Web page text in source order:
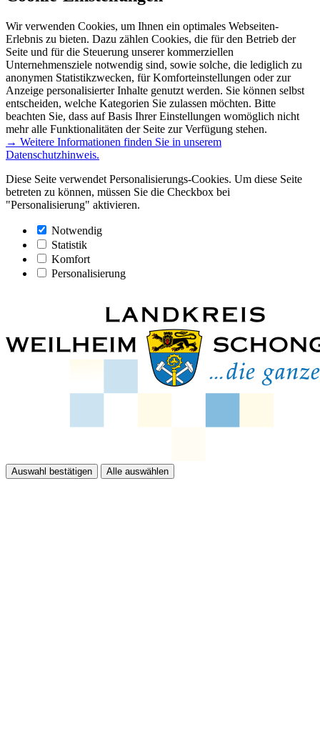
Wir verwenden Cookies, um Ihnen ein optimales Webseiten-
Erlebnis zu bieten. Dazu zählen Cookies, die für den Betrieb der
Seite und für die Steuerung unserer kommerziellen
Unternehmensziele notwendig sind, sowie solche, die lediglich zu
anonymen Statistikzwecken, für Komforteinstellungen oder zur
Anzeige personalisierter Inhalte genutzt werden. Sie können selbst
entscheiden, welche Kategorien Sie zulassen möchten. Bitte
beachten Sie, dass auf Basis Ihrer Einstellungen womöglich nicht
mehr alle Funktionalitäten der Seite zur Verfügung stehen.
→ Weitere Informationen finden Sie in unserem
Datenschutzhinweis.
Diese Seite verwendet Personalisierungs-Cookies. Um diese Seite
betreten zu können, müssen Sie die Checkbox bei
"Personalisierung" aktivieren.
Notwendig
Statistik
Komfort
Personalisierung
Auswahl bestätigen Alle auswählen